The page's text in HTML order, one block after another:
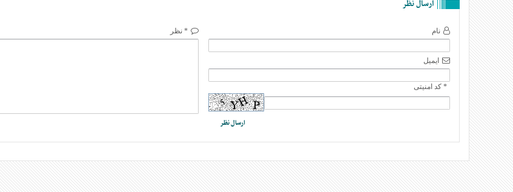
ارسال نظر
نام
ایمیل
* کد امنیتی
* نظر